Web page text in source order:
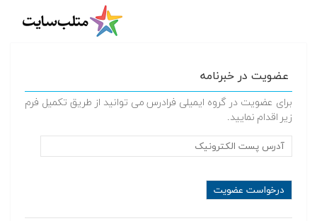
عضویت در خبرنامه
برای عضویت در گروه ایمیلی فرادرس می توانید از طریق تکمیل فرم
زیر اقدام نمایید.